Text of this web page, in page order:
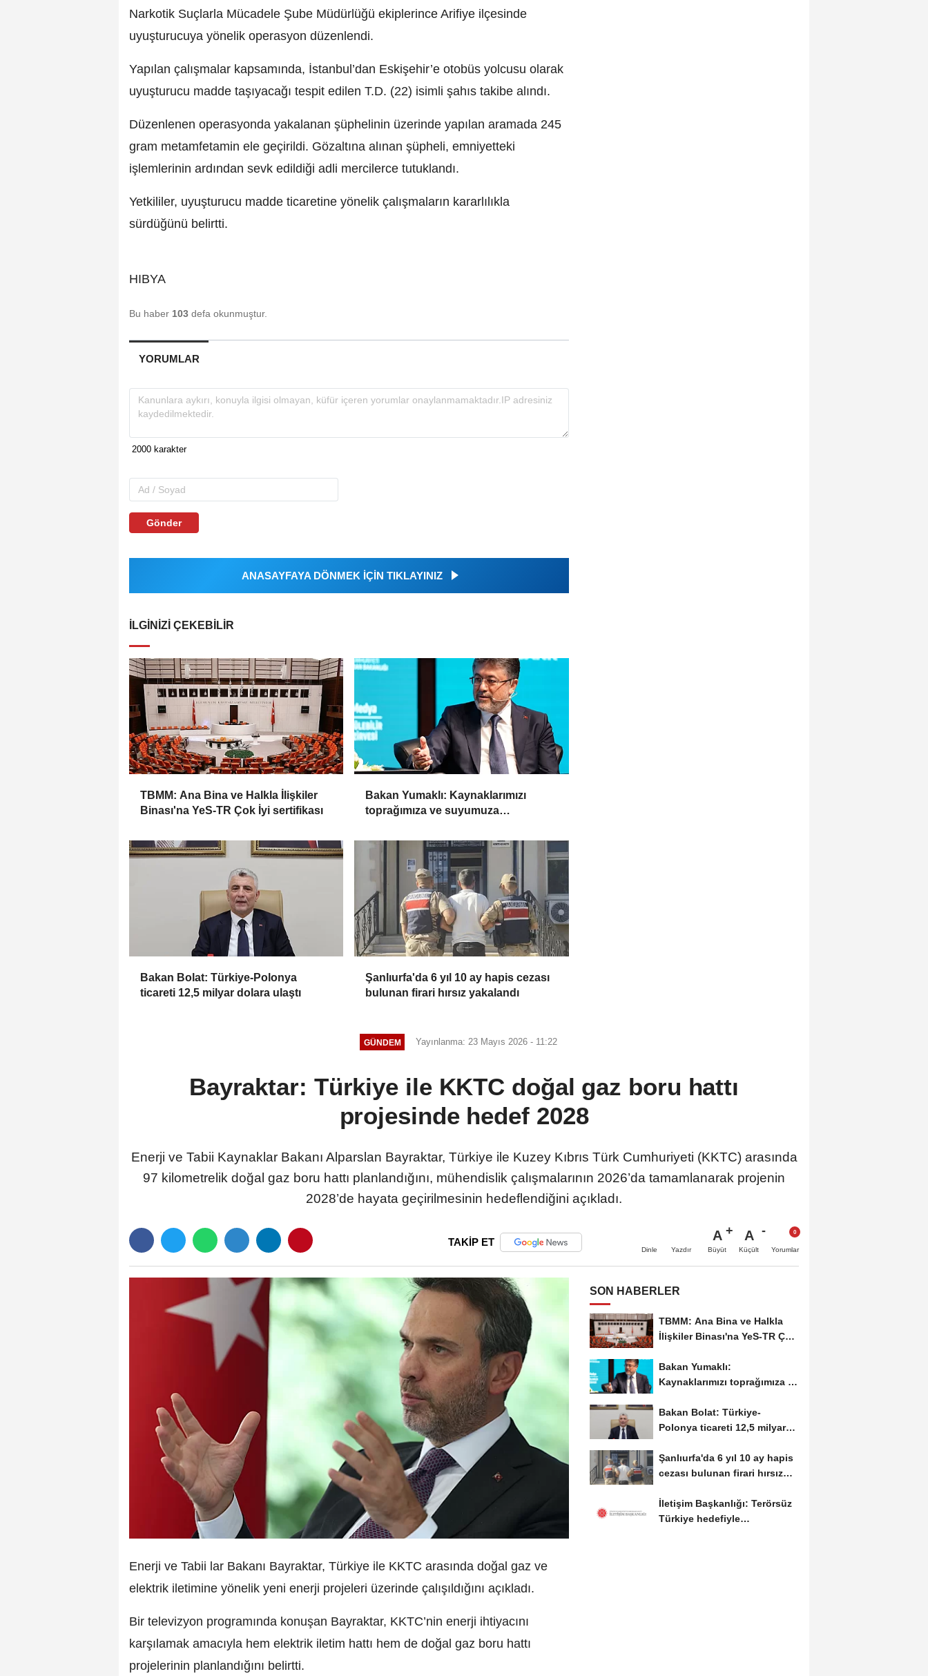
Narkotik Suçlarla Mücadele Şube Müdürlüğü ekiplerince Arifiye ilçesinde
uyuşturucuya yönelik operasyon düzenlendi.
Yapılan çalışmalar kapsamında, İstanbul’dan Eskişehir’e otobüs yolcusu olarak
uyuşturucu madde taşıyacağı tespit edilen T.D. (22) isimli şahıs takibe alındı.
Düzenlenen operasyonda yakalanan şüphelinin üzerinde yapılan aramada 245
gram metamfetamin ele geçirildi. Gözaltına alınan şüpheli, emniyetteki
işlemlerinin ardından sevk edildiği adli mercilerce tutuklandı.
Yetkililer, uyuşturucu madde ticaretine yönelik çalışmaların kararlılıkla
sürdüğünü belirtti.
HIBYA
Bu haber 103 defa okunmuştur.
YORUMLAR
Gönder
ANASAYFAYA DÖNMEK İÇİN TIKLAYINIZ
İLGINIZI ÇEKEBILIR
TBMM: Ana Bina ve Halkla İlişkiler
Binası'na YeS-TR Çok İyi sertifikası
Bakan Yumaklı: Kaynaklarımızı
toprağımıza ve suyumuza
Bakan Bolat: Türkiye-Polonya
ticareti 12,5 milyar dolara ulaştı
Şanlıurfa'da 6 yıl 10 ay hapis cezası
bulunan firari hırsız yakalandı
GÜNDEM Yayınlanma: 23 Mayıs 2026 - 11:22
Bayraktar: Türkiye ile KKTC doğal gaz boru hattı
projesinde hedef 2028
Enerji ve Tabii Kaynaklar Bakanı Alparslan Bayraktar, Türkiye ile Kuzey Kıbrıs Türk Cumhuriyeti (KKTC) arasında
97 kilometrelik doğal gaz boru hattı planlandığını, mühendislik çalışmalarının 2026’da tamamlanarak projenin
2028’de hayata geçirilmesinin hedeflendiğini açıkladı.
TAKİP ET
Dinle Yazdır
A
Büyüt
A
Küçült Yorumlar
Enerji ve Tabii lar Bakanı Bayraktar, Türkiye ile KKTC arasında doğal gaz ve
elektrik iletimine yönelik yeni enerji projeleri üzerinde çalışıldığını açıkladı.
Bir televizyon programında konuşan Bayraktar, KKTC’nin enerji ihtiyacını
karşılamak amacıyla hem elektrik iletim hattı hem de doğal gaz boru hattı
projelerinin planlandığını belirtti.
SON HABERLER
TBMM: Ana Bina ve Halkla
İlişkiler Binası'na YeS-TR Çok
Bakan Yumaklı:
Kaynaklarımızı toprağımıza ve
Bakan Bolat: Türkiye-
Polonya ticareti 12,5 milyar
Şanlıurfa'da 6 yıl 10 ay hapis
cezası bulunan firari hırsız
İletişim Başkanlığı: Terörsüz
Türkiye hedefiyle